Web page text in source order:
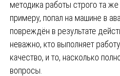
методика работы строго та
примеру, попал на машине в
повреждён в результате
неважно, кто выполняет
качество, и то, насколько
вопросы.